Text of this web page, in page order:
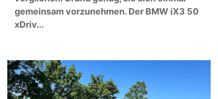
gemeinsam vorzunehmen. Der BMW iX3 50
xDriv...